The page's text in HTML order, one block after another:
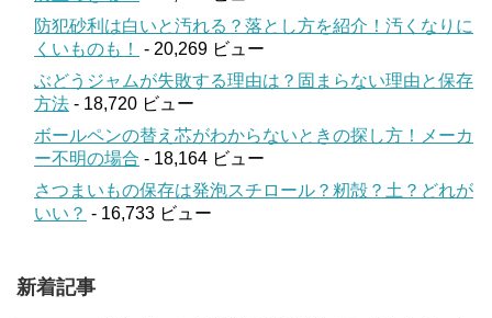
防犯砂利は白いと汚れる？落とし方を紹介！汚くなりに
くいものも！
- 20,269 ビュー
ぶどうジャムが失敗する理由は？固まらない理由と保存
方法 - 18,720 ビュー
ボールペンの替え芯がわからないときの探し方！メーカ
ー不明の場合 - 18,164 ビュー
さつまいもの保存は発泡スチロール？籾殻？土？どれが
いい？ - 16,733 ビュー
新着記事